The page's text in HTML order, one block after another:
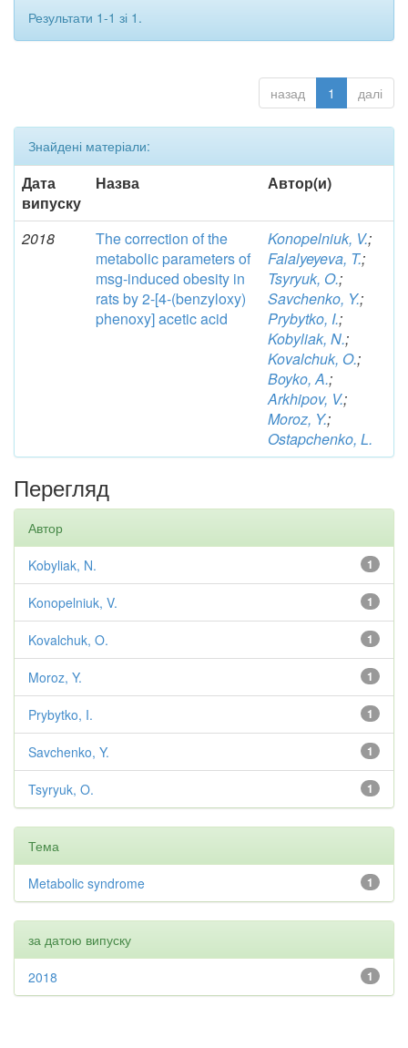
Результати 1-1 зі 1.
назад 1 далі
Знайдені матеріали:
Дата
випуску
Назва Автор(и)
2018
The correction of the
metabolic parameters of
msg-induced obesity in
rats by 2-[4-(benzyloxy)
phenoxy] acetic acid
Konopelniuk, V.;
Falalyeyeva, T.;
Tsyryuk, O.;
Savchenko, Y.;
Prybytko, I.;
Kobyliak, N.;
Kovalchuk, O.;
Boyko, A.;
Arkhipov, V.;
Moroz, Y.;
Ostapchenko, L.
Перегляд
Автор
1
Kobyliak, N.
1
Konopelniuk, V.
1
Kovalchuk, O.
1
Moroz, Y.
1
Prybytko, I.
1
Savchenko, Y.
1
Tsyryuk, O.
Тема
1
Metabolic syndrome
за датою випуску
1
2018